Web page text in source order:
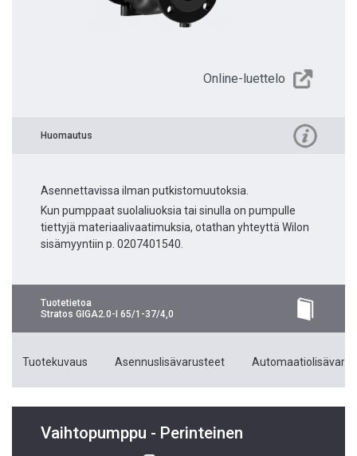
Online-luettelo
Huomautus
Asennettavissa ilman putkistomuutoksia.
Kun pumppaat suolaliuoksia tai sinulla on pumpulle
tiettyjä materiaalivaatimuksia, otathan yhteyttä Wilon
sisämyyntiin p. 0207401540.
Tuotetietoa
Stratos GIGA2.0-I 65/1-37/4,0
Tuotekuvaus Asennuslisävarusteet
Vaihtopumppu - Perinteinen